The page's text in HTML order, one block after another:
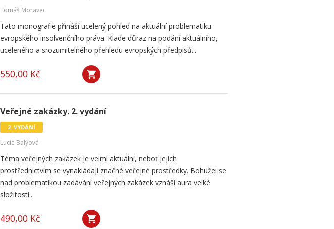
Tomáš Moravec
Tato monografie přináší ucelený pohled na aktuální problematiku
evropského insolvenčního práva. Klade důraz na podání aktuálního,
uceleného a srozumitelného přehledu evropských předpisů...
550,00 Kč
Veřejné zakázky. 2. vydání
2. VYDÁNÍ
Lucie Balýová
Téma veřejných zakázek je velmi aktuální, neboť jejich
prostřednictvím se vynakládají značné veřejné prostředky. Bohužel se
nad problematikou zadávání veřejných zakázek vznáší aura velké
složitosti...
490,00 Kč